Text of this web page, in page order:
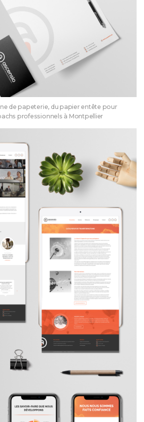
de papeterie, du papier entête pour
professionnels à Montpellier